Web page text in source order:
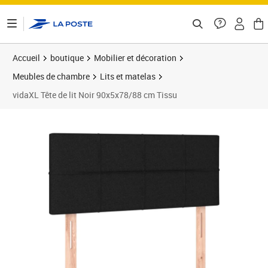
Accueil boutique
Mobilier et décoration
Meubles de chambre
Lits et matelas
vidaXL Tête de lit Noir 90x5x78/88 cm Tissu